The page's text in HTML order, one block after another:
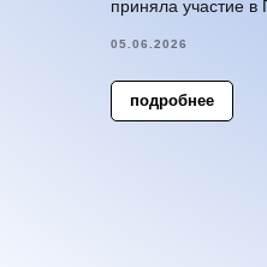
приняла участие
05.06.2026
подробнее